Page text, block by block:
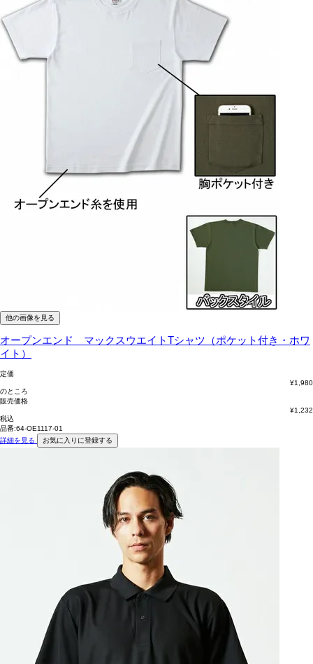
他の画像を見る
オープンエンド マックスウエイトTシャツ（ポケット付き・ホワ
イト）
定価
¥1,980
のところ
販売価格
¥1,232
税込
品番:64-OE1117-01
詳細を見る
お気に入りに登録する